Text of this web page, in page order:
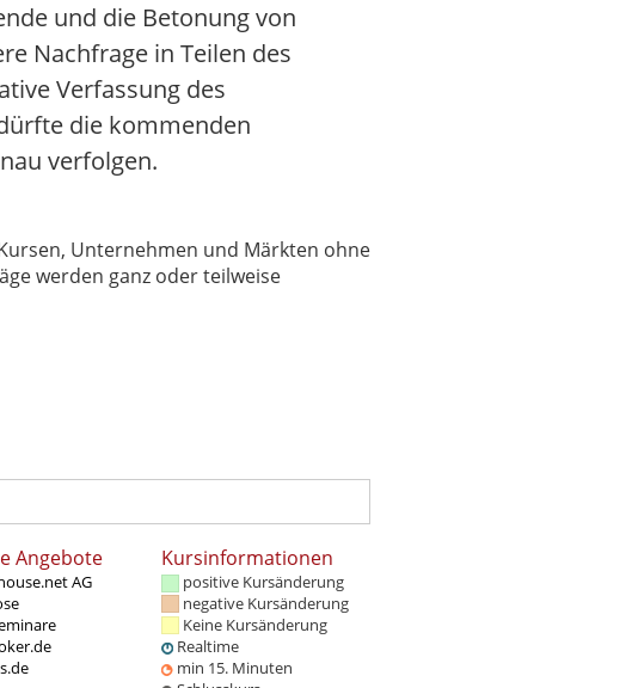
und die Betonung von
Nachfrage in Teilen des
Verfassung des
die kommenden
verfolgen.
Unternehmen und Märkten ohne
werden ganz oder teilweise
Angebote
AG
Kursinformationen
positive Kursänderung
negative Kursänderung
Keine Kursänderung
Realtime
min 15. Minuten